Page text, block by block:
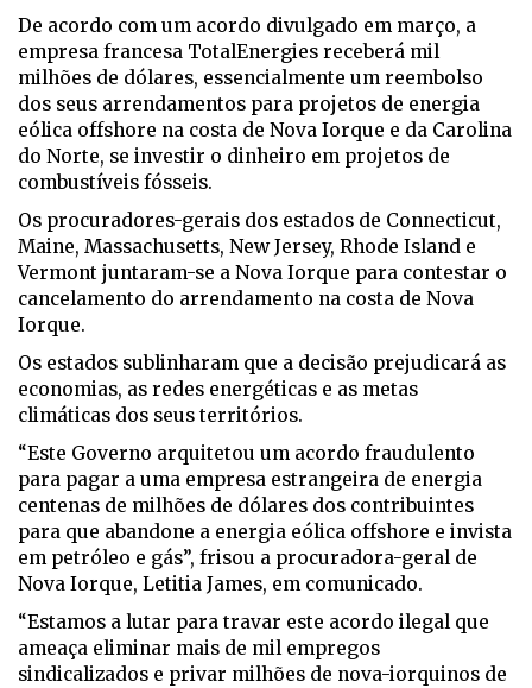
De acordo com um acordo divulgado em março, a
empresa francesa TotalEnergies receberá mil
milhões de dólares, essencialmente um reembolso
dos seus arrendamentos para projetos de energia
eólica offshore na costa de Nova Iorque e da Carolina
do Norte, se investir o dinheiro em projetos de
combustíveis fósseis.
Os procuradores-gerais dos estados de Connecticut,
Maine, Massachusetts, New Jersey, Rhode Island e
Vermont juntaram-se a Nova Iorque para contestar o
cancelamento do arrendamento na costa de Nova
Iorque.
Os estados sublinharam que a decisão prejudicará as
economias, as redes energéticas e as metas
climáticas dos seus territórios.
“Este Governo arquitetou um acordo fraudulento
para pagar a uma empresa estrangeira de energia
centenas de milhões de dólares dos contribuintes
para que abandone a energia eólica offshore e invista
em petróleo e gás”, frisou a procuradora-geral de
Nova Iorque, Letitia James, em comunicado.
“Estamos a lutar para travar este acordo ilegal que
ameaça eliminar mais de mil empregos
sindicalizados e privar milhões de nova-iorquinos de